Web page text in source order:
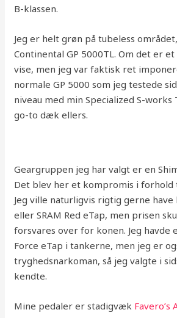
B-klassen.
Jeg er helt grøn på tubeless
Continental GP 5000TL. Om det er
vise, men jeg var faktisk ret
normale GP 5000 som jeg testede
niveau med min Specialized S-works
go-to dæk ellers.
Geargruppen jeg har valgt er en
Det blev her et kompromis i forhold
Jeg ville naturligvis rigtig gerne have
eller SRAM Red eTap, men prisen
forsvares over for konen. Jeg havde
Force eTap i tankerne, men jeg er
tryghedsnarkoman, så jeg valgte i
kendte.
Mine pedaler er stadigvæk Favero’s